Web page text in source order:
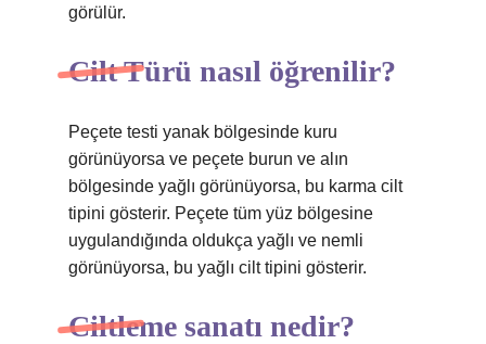
görülür.
Cilt Türü nasıl öğrenilir?
Peçete testi yanak bölgesinde kuru
görünüyorsa ve peçete burun ve alın
bölgesinde yağlı görünüyorsa, bu karma cilt
tipini gösterir. Peçete tüm yüz bölgesine
uygulandığında oldukça yağlı ve nemli
görünüyorsa, bu yağlı cilt tipini gösterir.
Ciltleme sanatı nedir?